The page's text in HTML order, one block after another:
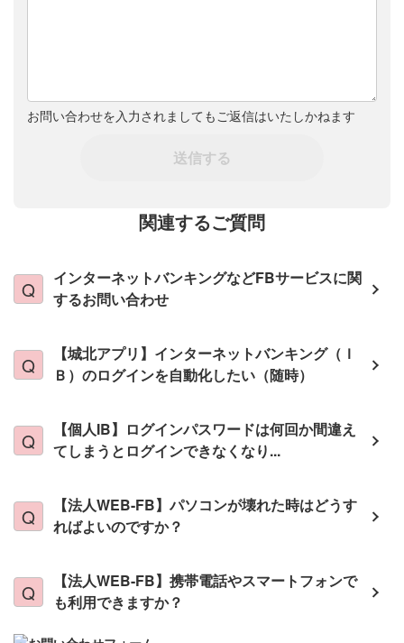
お問い合わせを入力されましてもご返信はいたしかねます
送信する
関連するご質問
インターネットバンキングなどFBサービスに関
するお問い合わせ
【城北アプリ】インターネットバンキング（Ｉ
Ｂ）のログインを自動化したい（随時）
【個人IB】ログインパスワードは何回か間違え
てしまうとログインできなくなり...
【法人WEB-FB】パソコンが壊れた時はどうす
ればよいのですか？
【法人WEB-FB】携帯電話やスマートフォンで
も利用できますか？